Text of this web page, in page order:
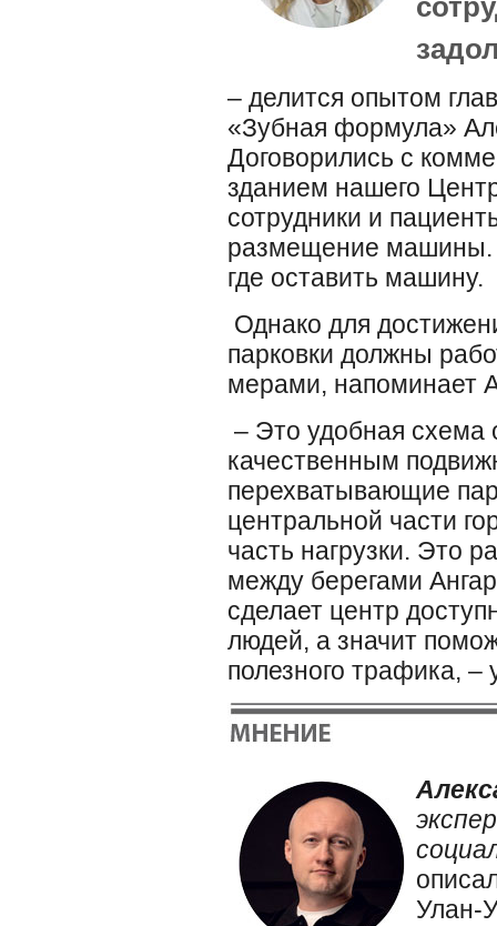
– делится опытом
«Зубная формула»
Договорились с
зданием нашего
сотрудники и
размещение машины.
где оставить машину.
Однако для
парковки должны
мерами, напоминает
– Это удобная схема
качественным
перехватывающие
центральной части
часть нагрузки. Это
между берегами
сделает центр
людей, а значит
полезного трафика, –
Улан-